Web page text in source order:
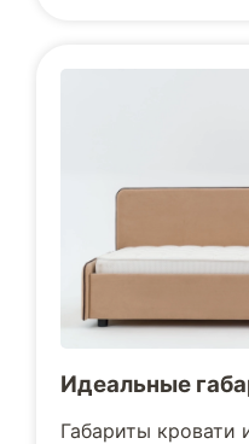
Идеальные
Габариты кровати